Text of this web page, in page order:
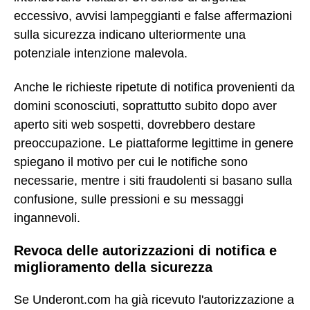
eccessivo, avvisi lampeggianti e false affermazioni
sulla sicurezza indicano ulteriormente una
potenziale intenzione malevola.
Anche le richieste ripetute di notifica provenienti da
domini sconosciuti, soprattutto subito dopo aver
aperto siti web sospetti, dovrebbero destare
preoccupazione. Le piattaforme legittime in genere
spiegano il motivo per cui le notifiche sono
necessarie, mentre i siti fraudolenti si basano sulla
confusione, sulle pressioni e su messaggi
ingannevoli.
Revoca delle autorizzazioni di notifica e
miglioramento della sicurezza
Se Underont.com ha già ricevuto l'autorizzazione a